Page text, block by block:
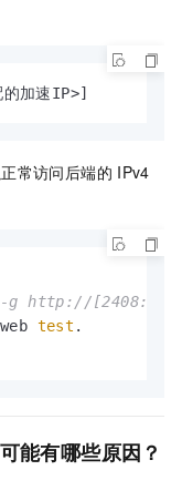
加速IP>]
常访问后端的 IPv4
http://
test .
能有哪些原因？